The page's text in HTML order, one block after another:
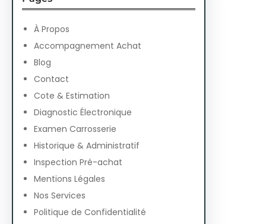
c
h À Propos
Accompagnement Achat
Blog
Contact
Cote & Estimation
Diagnostic Électronique
Examen Carrosserie
Historique & Administratif
Inspection Pré-achat
Mentions Légales
Nos Services
Politique de Confidentialité